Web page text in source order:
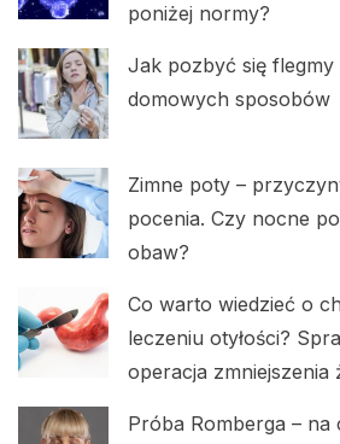
poniżej normy?
Jak pozbyć się flegmy
domowych sposobów
Zimne poty –
pocenia. Czy nocne
obaw?
Co warto wiedzieć o
leczeniu otyłości?
operacja zmniejszenia
Próba Romberga – na